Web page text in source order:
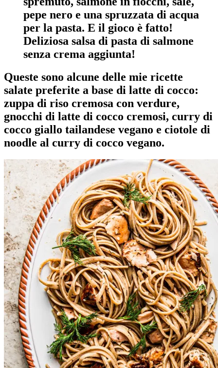
pepe nero e una spruzzata di acqua
per la pasta. E il gioco è fatto!
Deliziosa salsa di pasta di salmone
senza crema aggiunta!
Queste sono alcune delle mie ricette
salate preferite a base di latte di cocco:
zuppa di riso cremosa con verdure,
gnocchi di latte di cocco cremosi, curry di
cocco giallo tailandese vegano e ciotole di
noodle al curry di cocco vegano.